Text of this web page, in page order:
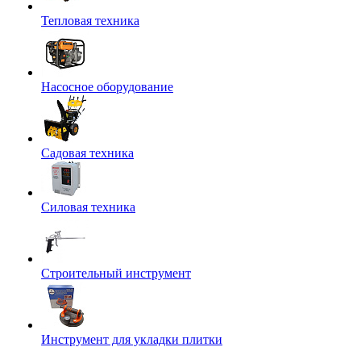
Тепловая техника
Насосное оборудование
Садовая техника
Силовая техника
Строительный инструмент
Инструмент для укладки плитки